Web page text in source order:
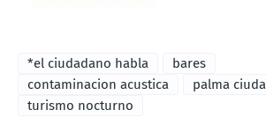
*el ciudadano habla
bares
contaminacion acustica
palma
turismo nocturno